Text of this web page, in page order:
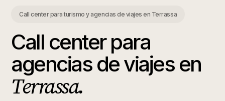
Call center para turismo y agencias de viajes en Terrassa
Call center para
agencias de viajesen
Terrassa.